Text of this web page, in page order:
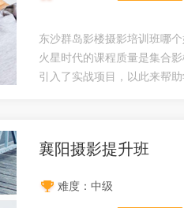
东沙群岛影楼摄影培训班哪
火星时代的课程质量是集合
引入了实战项目，以此来帮
襄阳摄影提升班
难度：中级